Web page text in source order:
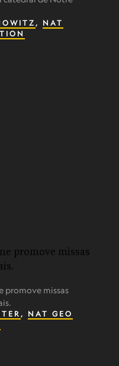
, NAT
promove missas
, NAT GEO